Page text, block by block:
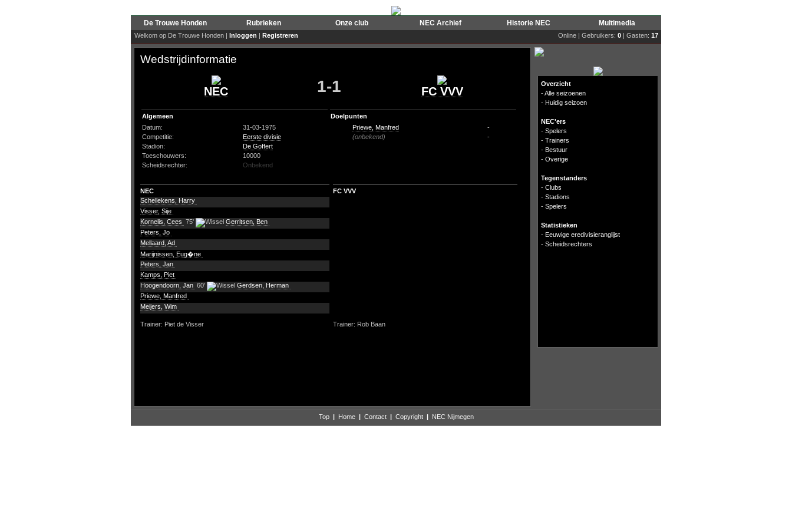
De Trouwe Honden Rubrieken Onze club NEC Archief Historie NEC Multimedia
Welkom op De Trouwe Honden | Inloggen | Registreren Online | Gebruikers: 0 | Gasten: 17
Wedstrijdinformatie
NEC 1-1 FC VVV
Algemeen
Datum:
31-03-1975
Competitie:
Eerste divisie
Stadion:
De Goffert
Toeschouwers:
10000
Scheidsrechter:
Onbekend
Doelpunten
Priewe, Manfred
-
(onbekend)
-
NEC
FC VVV
Schellekens, Harry
Visser, Sije
Kornelis, Cees 75'
Gerritsen, Ben
Peters, Jo
Mellaard, Ad
Marijnissen, Eug�ne
Peters, Jan
Kamps, Piet
Hoogendoorn, Jan 60'
Gerdsen, Herman
Priewe, Manfred
Meijers, Wim
Trainer: Piet de Visser Trainer: Rob Baan
Overzicht
-Alle seizoenen
- Huidig seizoen
NEC'ers
- Spelers
- Trainers
- Bestuur
- Overige
Tegenstanders
- Clubs
- Stadions
- Spelers
Statistieken
- Eeuwige eredivisieranglijst
- Scheidsrechters
Top | Home | Contact | Copyright | NEC Nijmegen